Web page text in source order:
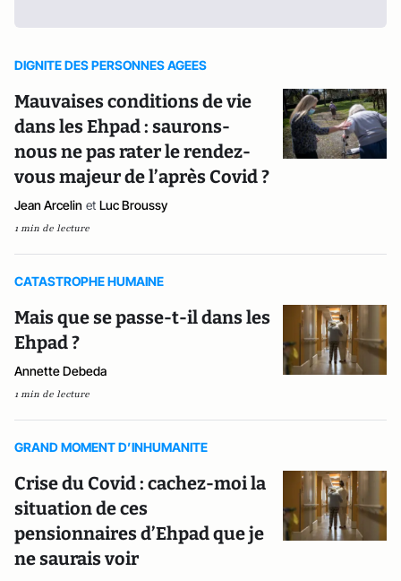
DIGNITE DES PERSONNES AGEES
Mauvaises conditions de vie
dans les Ehpad : saurons-
nous ne pas rater le rendez-
vous majeur de l’après Covid ?
Jean Arcelin et Luc Broussy
1 min de lecture
CATASTROPHE HUMAINE
Mais que se passe-t-il dans les
Ehpad ?
Annette Debeda
1 min de lecture
GRAND MOMENT D’INHUMANITE
Crise du Covid : cachez-moi la
situation de ces
pensionnaires d’Ehpad que je
ne saurais voir